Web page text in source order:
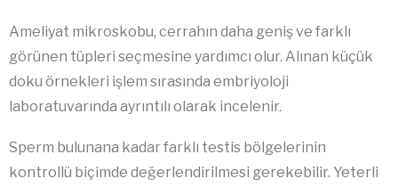
Ameliyat mikroskobu, cerrahın daha geniş ve farklı
görünen tüpleri seçmesine yardımcı olur. Alınan küçük
doku örnekleri işlem sırasında embriyoloji
laboratuvarında ayrıntılı olarak incelenir.
Sperm bulunana kadar farklı testis bölgelerinin
kontrollü biçimde değerlendirilmesi gerekebilir. Yeterli